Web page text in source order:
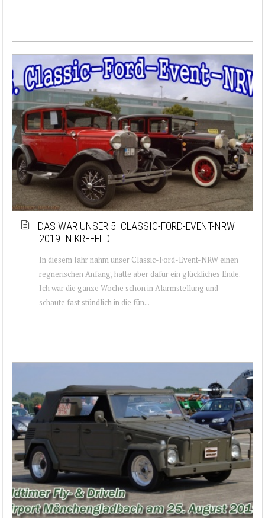
DAS WAR UNSER 5. CLASSIC-FORD-EVENT-NRW
2019 IN KREFELD
In diesem Jahr nahm unser Classic-Ford-Event-NRW einen
regnerischen Anfang, hatte aber dafür ein glückliches Ende.
Ich war die ganze Woche schon in Alarmstellung und
schaute fast stündlich in die fün...